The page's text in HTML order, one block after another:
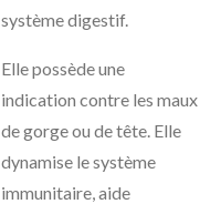
système digestif.
Elle possède une
indication contre les maux
de gorge ou de tête. Elle
dynamise le système
immunitaire, aide